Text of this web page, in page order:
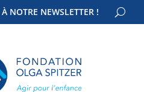
NOTRE NEWSLETTER !